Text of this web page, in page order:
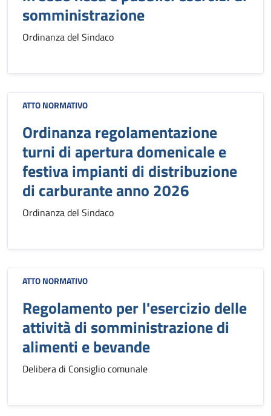
somministrazione
Ordinanza del Sindaco
ATTO NORMATIVO
Ordinanza regolamentazione
turni di apertura domenicale e
festiva impianti di distribuzione
di carburante anno 2026
Ordinanza del Sindaco
ATTO NORMATIVO
Regolamento per l'esercizio delle
attività di somministrazione di
alimenti e bevande
Delibera di Consiglio comunale